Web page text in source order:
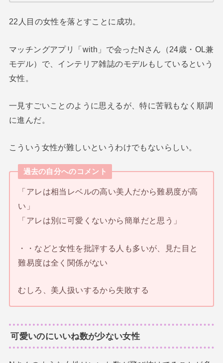
22人目の女性を落とすことに成功。
マッチングアプリ「with」で会ったNさん（24歳・OL兼
モデル）で、インテリア雑誌のモデルもしているという
女性。
一見すごいことのように思えるが、特に苦戦もなく順調
に進んだ。
こういう女性が難しいというわけでもないらしい。
過去の自分へのコメント
「アレは相当レベルの高い美人だから難易度が高
い」
「アレは別に可愛くないから簡単だと思う」
・・などと女性を批評する人も多いが、見た目と
難易度は全く関係がない
むしろ、美人扱いするから失敗する
可愛いのにいいね数が少ない女性